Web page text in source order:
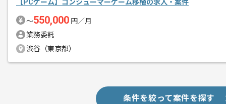
【PCゲーム】コンシューマーゲーム移植の求人・案件
〜550,000 円／月
業務委託
渋谷（東京都）
条件を絞って案件を探す